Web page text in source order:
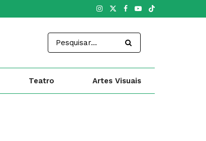
Teatro Artes Visuais